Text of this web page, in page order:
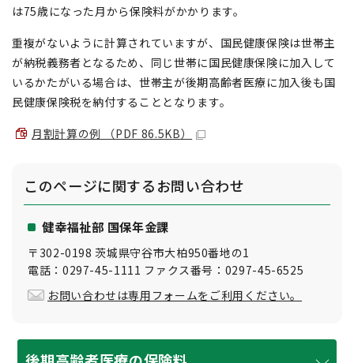
は75歳になった月から保険料がかかります。
重複がないように計算されていますが、国民健康保険は世帯主
が納税義務者となるため、同じ世帯に国民健康保険に加入して
いるかたがいる場合は、世帯主が後期高齢者医療に加入後も国
民健康保険税を納付することとなります。
月割計算の例 （PDF 86.5KB）
このページに関するお問い合わせ
健幸福祉部 国保年金課
〒302-0198 茨城県守谷市大柏950番地の1
電話：0297-45-1111 ファクス番号：0297-45-6525
お問い合わせは専用フォームをご利用ください。